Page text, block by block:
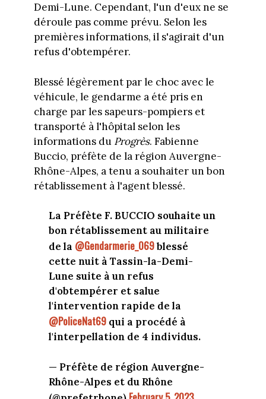
Demi-Lune. Cependant, l'un d'eux ne se
déroule pas comme prévu. Selon les
premières informations, il s'agirait d'un
refus d'obtempérer.
Blessé légèrement par le choc avec le
véhicule, le gendarme a été pris en
charge par les sapeurs-pompiers et
transporté à l'hôpital selon les
informations du Progrès. Fabienne
Buccio, préfète de la région Auvergne-
Rhône-Alpes, a tenu a souhaiter un bon
rétablissement à l'agent blessé.
La Préfète F. BUCCIO souhaite un
bon rétablissement au militaire
de la @Gendarmerie_069blessé
cette nuit à Tassin-la-Demi-
Lune suite à un refus
d'obtempérer et salue
l'intervention rapide de la
@PoliceNat69 qui a procédé à
l'interpellation de 4 individus.
— Préfète de région Auvergne-
Rhône-Alpes et du Rhône